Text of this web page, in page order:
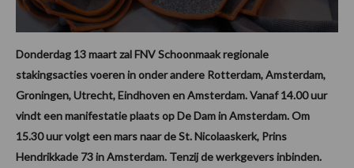
Donderdag 13 maart zal FNV Schoonmaak regionale
stakingsacties voeren in onder andere Rotterdam, Amsterdam,
Groningen, Utrecht, Eindhoven en Amsterdam. Vanaf 14.00 uur
vindt een manifestatie plaats op De Dam in Amsterdam. Om
15.30 uur volgt een mars naar de St. Nicolaaskerk, Prins
Hendrikkade 73 in Amsterdam. Tenzij de werkgevers inbinden.